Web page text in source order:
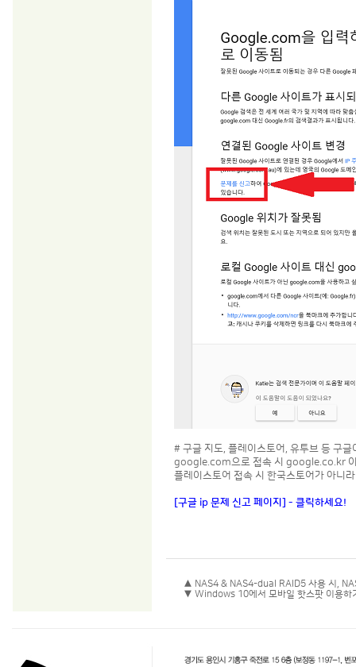
# 구글 지도, 플레이스토어, 유투브 등 구
google.com으로 접속 시 google.co.kr
플레이스토어 접속 시 한국스토어가 아니
[구글 ip 문제 신고 페이지] - 클릭하세요!
▲ NAS4 & NAS4-dual RAID5 사용 시,
▼ Windows 10에서 모바일 핫스팟 이용하